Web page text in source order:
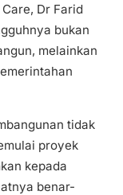
Dr Farid
bukan
melainkan
tidak
proyek
kepada
benar-